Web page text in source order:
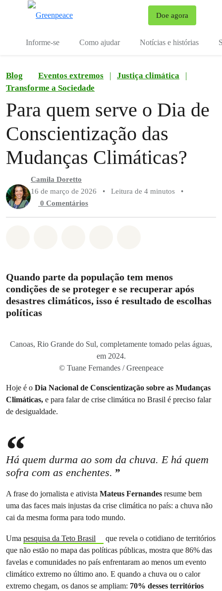
Doe agora
Informe-se Como ajudar Notícias e histórias
Blog Eventos extremos | Justiça climática
|
Transforme a Sociedade
Para quem serve o Dia de
Conscientização das
Mudanças Climáticas?
Camila Doretto
16 de março de 2026
• Leitura de 4 minutos
•
0 Comentários
Quando parte da população tem menos
condições de se proteger e se recuperar após
desastres climáticos, isso é resultado de escolhas
políticas
Canoas, Rio Grande do Sul, completamente tomado pelas águas,
em 2024.
© Tuane Fernandes / Greenpeace
Hoje é o Dia Nacional de Conscientização sobre as Mudanças
Climáticas, e para falar de crise climática no Brasil é preciso falar
de desigualdade.
Há quem durma ao som da chuva. E há quem
sofra com as enchentes.
A frase do jornalista e ativista Mateus Fernandes resume bem
uma das faces mais injustas da crise climática no país: a chuva não
cai da mesma forma para todo mundo.
Uma pesquisa da Teto Brasil
que revela o cotidiano de territórios
que não estão no mapa das políticas públicas, mostra que 86% das
favelas e comunidades no país enfrentaram ao menos um evento
climático extremo no último ano. E quando a chuva ou o calor
extremo chegam, os danos se ampliam: 70% desses territórios